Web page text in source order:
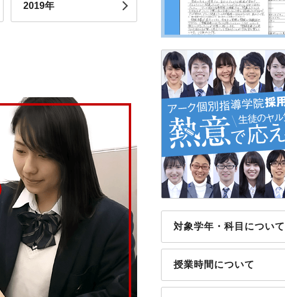
2019年
対象学年・科目について
授業時間について